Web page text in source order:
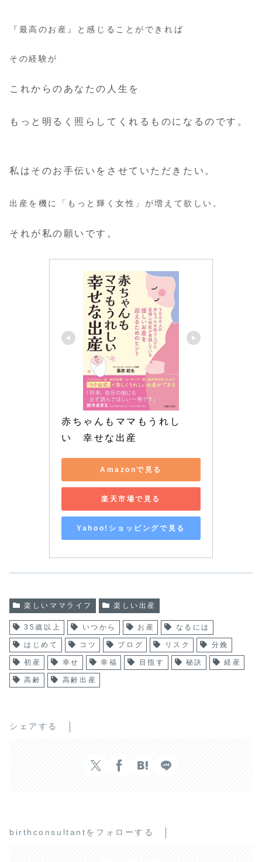
『最高のお産』と感じることができれば
その経験が
これからのあなたの人生を
もっと明るく照らしてくれるものになるのです。
私はそのお手伝いをさせていただきたい。
出産を機に「もっと輝く女性」が増えて欲しい。
それが私の願いです。
赤ちゃんもママもうれし
い　幸せな出産
Amazonで見る
楽天市場で見る
Yahoo!ショッピングで見る
楽しいママライフ 楽しい出産
35歳以上 いつから お産 なるには
はじめて コツ ブログ リスク 分娩
初産 幸せ 幸福 目指す 秘訣 経産
高齢 高齢出産
シェアする
birthconsultantをフォローする